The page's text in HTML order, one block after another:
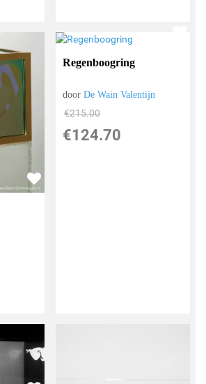
Regenboogring
doorDe Wain Valentijn
€215.00
€124.70